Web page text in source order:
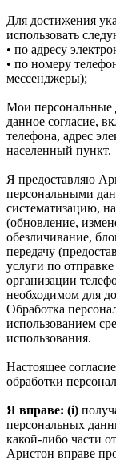
Для достижения
использовать
• по адресу
• по номеру
мессенджеры);
Мои персональные
данное согласие,
телефона, адрес
населенный пункт.
Я предоставляю
персональными
систематизацию,
(обновление,
обезличивание,
передачу
услуги по
организации
необходимом для
Обработка
использованием
использования.
Настоящее
обработки
Я вправе: (i)
персональных
какой-либо части
Аристон вправе